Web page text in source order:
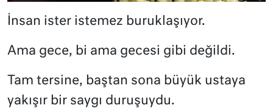
İnsan ister istemez buruklaşıyor.
Ama gece, bi ama gecesi gibi değildi.
Tam tersine, baştan sona büyük ustaya
yakışır bir saygı duruşuydu.